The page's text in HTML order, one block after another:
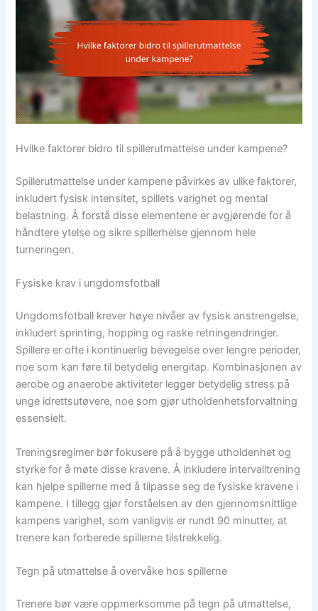
Hvilke faktorer bidro til spillerutmattelse under kampene?
Spillerutmattelse under kampene påvirkes av ulike faktorer,
inkludert fysisk intensitet, spillets varighet og mental
belastning. Å forstå disse elementene er avgjørende for å
håndtere ytelse og sikre spillerhelse gjennom hele
turneringen.
Fysiske krav i ungdomsfotball
Ungdomsfotball krever høye nivåer av fysisk anstrengelse,
inkludert sprinting, hopping og raske retningendringer.
Spillere er ofte i kontinuerlig bevegelse over lengre perioder,
noe som kan føre til betydelig energitap. Kombinasjonen av
aerobe og anaerobe aktiviteter legger betydelig stress på
unge idrettsutøvere, noe som gjør utholdenhetsforvaltning
essensielt.
Treningsregimer bør fokusere på å bygge utholdenhet og
styrke for å møte disse kravene. Å inkludere intervalltrening
kan hjelpe spillerne med å tilpasse seg de fysiske kravene i
kampene. I tillegg gjør forståelsen av den gjennomsnittlige
kampens varighet, som vanligvis er rundt 90 minutter, at
trenere kan forberede spillerne tilstrekkelig.
Tegn på utmattelse å overvåke hos spillerne
Trenere bør være oppmerksomme på tegn på utmattelse,